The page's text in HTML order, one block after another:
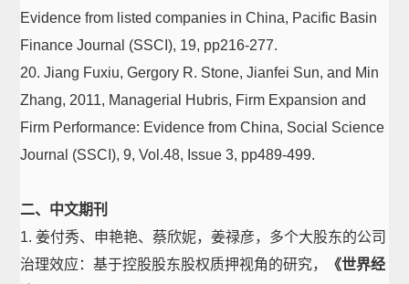
Evidence from listed companies in China, Pacific Basin
Finance Journal (SSCI), 19, pp216-277.
20. Jiang Fuxiu, Gergory R. Stone, Jianfei Sun, and Min
Zhang, 2011, Managerial Hubris, Firm Expansion and
Firm Performance: Evidence from China, Social Science
Journal (SSCI), 9, Vol.48, Issue 3, pp489-499.
二、中文期刊
1. 姜付秀、申艳艳、蔡欣妮，姜禄彦，多个大股东的公司
治理效应：基于控股股东股权质押视角的研究，
《世界经